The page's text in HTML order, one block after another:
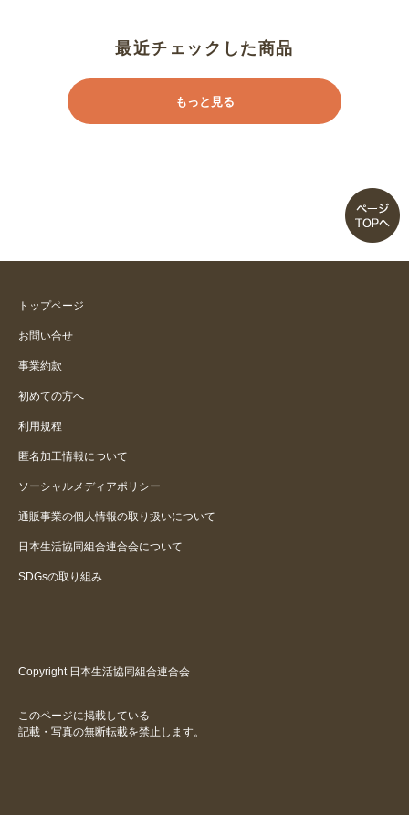
最近チェックした商品
もっと見る
トップページ
お問い合せ
事業約款
初めての方へ
利用規程
匿名加工情報について
ソーシャルメディアポリシー
通販事業の個人情報の取り扱いについて
日本生活協同組合連合会について
SDGsの取り組み
Copyright 日本生活協同組合連合会
このページに掲載している
記載・写真の無断転載を禁止します。